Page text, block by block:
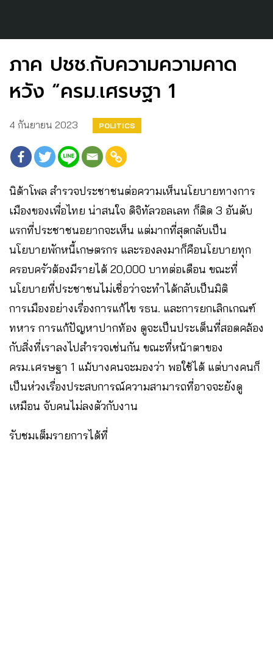
ภาค ปชช.กับความความคาด
หวัง “ครม.เศรษฐา 1
4 กันยายน 2023 POLITICS
​นิด้าโพล สำรวจประชาชนต่อความเห็นนโยบายทางการ
เมืองของเพื่อไทย น่าสนใจ ดิจิทัลวอลเลท ก็ติด 3 อันดับ
แรกที่ประชาชนอยากจะเห็น แต่มากที่สุดกลับเป็น
นโยบายพักหนี้เกษตรกร และรองลงมาก็คือนโยบายทุก
ครอบครัวต้องมีรายได้ 20,000 บาทต่อเดือน ขณะที่
นโยบายที่ประชาชนไม่เชื่อว่าจะทำได้กลับเป็นมิติ
การเมืองอย่างเรื่องการแก้ไข รธน. และการยกเลิกเกณฑ์
ทหาร การแก้ปัญหาปากท้อง ดูจะเป็นประเด็นที่สอดคล้อง
กับสิ่งที่เราลงไปสำรวจเช่นกัน ขณะที่หน้าตาของ
ครม.เศรษฐา 1 แม้บางคนจะมองว่า พอใช้ได้ แต่บางคนก็
เป็นห่วงเรื่องประสบการณ์ความสามารถที่อาจจะยังดู
เหมือน จับคนไม่ลงตัวกับงาน
รับชมเต็มรายการได้ที่